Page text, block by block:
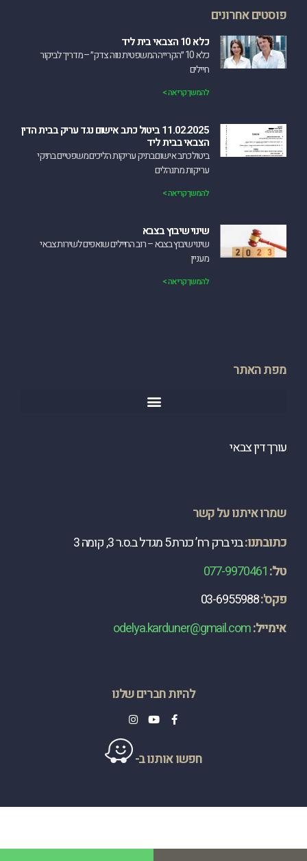
פוסטים אחרונים
כלא 10 הצבאי בית ליד
כלא 10 ״הקרייה המשפטית נווה צדק״ – מדריך לביקור
חיילים
להמשך קריאה >
11.02.2025 ביטול כתב אישום נגד עריק בבית הדין
הצבאי בבית ליד
‏ביטול כתב אישום בתיק עריקות הליכים משפטיים בתיקי
עריקות מתנהלים
להמשך קריאה >
שינוי שיבוץ בצבא
שינוי שיבוץ בצבא – רוב החיילים שואפים לשירות צבאי
מעניין
להמשך קריאה >
מפת האתר
עורך דין צבאי
שמרו איתנו על קשר
כתובתנו:בני ברק רח’ כנרת 5 מגדל ב.ס.ר 3, קומה 3
טל':077-9970461
פקס':03-6955988
​אימייל:odelya.karduner@gmail.com
להיות חברים שלנו
חפשו אותנו ב-